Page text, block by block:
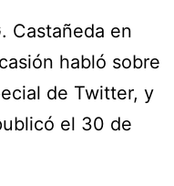
Castañeda en
habló sobre
de Twitter, y
el 30 de